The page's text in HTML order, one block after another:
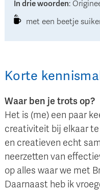
In drie woorden:
met een beetje
Korte
Waar ben je trots op?
Het is (me) een paar
creativiteit bij elkaar
en creatieven echt
neerzetten van
op alles waar we met
Daarnaast heb ik